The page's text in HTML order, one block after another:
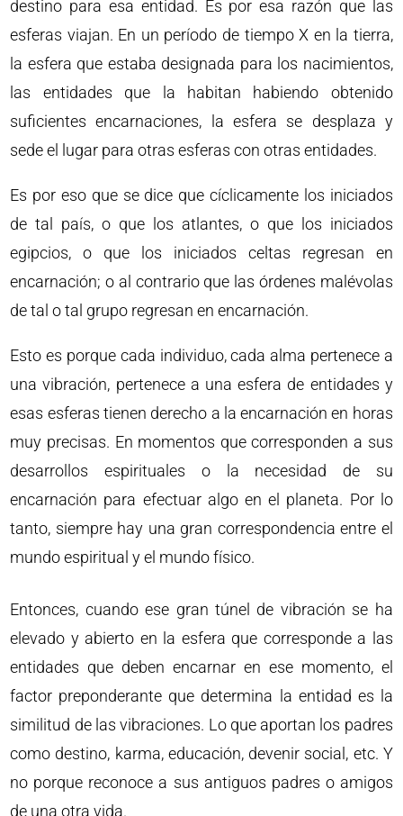
destino para esa entidad. Es por esa razón que las
esferas viajan. En un período de tiempo X en la tierra,
la esfera que estaba designada para los nacimientos,
las entidades que la habitan habiendo obtenido
suficientes encarnaciones, la esfera se desplaza y
sede el lugar para otras esferas con otras entidades.
Es por eso que se dice que cíclicamente los iniciados
de tal país, o que los atlantes, o que los iniciados
egipcios, o que los iniciados celtas regresan en
encarnación; o al contrario que las órdenes malévolas
de tal o tal grupo regresan en encarnación.
Esto es porque cada individuo, cada alma pertenece a
una vibración, pertenece a una esfera de entidades y
esas esferas tienen derecho a la encarnación en horas
muy precisas. En momentos que corresponden a sus
desarrollos espirituales o la necesidad de su
encarnación para efectuar algo en el planeta. Por lo
tanto, siempre hay una gran correspondencia entre el
mundo espiritual y el mundo físico.
Entonces, cuando ese gran túnel de vibración se ha
elevado y abierto en la esfera que corresponde a las
entidades que deben encarnar en ese momento, el
factor preponderante que determina la entidad es la
similitud de las vibraciones. Lo que aportan los padres
como destino, karma, educación, devenir social, etc. Y
no porque reconoce a sus antiguos padres o amigos
de una otra vida.